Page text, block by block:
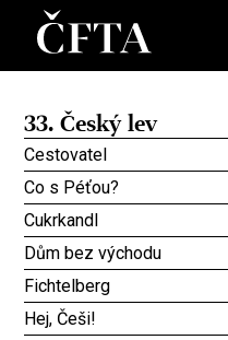
33. Český lev
Cestovatel
Co s Péťou?
Cukrkandl
Dům bez východu
Fichtelberg
Hej, Češi!